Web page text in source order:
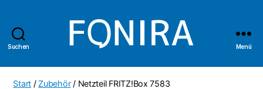
Suchen
Shop
Menü
Start /Zubehör/ Netzteil FRITZ!Box 7583